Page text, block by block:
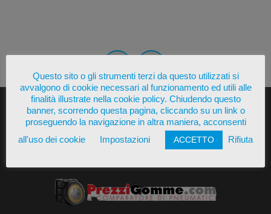
Questo sito o gli strumenti terzi da questo utilizzati si
avvalgono di cookie necessari al funzionamento ed utili alle
finalità illustrate nella cookie policy. Chiudendo questo
banner, scorrendo questa pagina, cliccando su un link o
proseguendo la navigazione in altra maniera, acconsenti
all'uso dei cookie
Impostazioni ACCETTO Rifiuta